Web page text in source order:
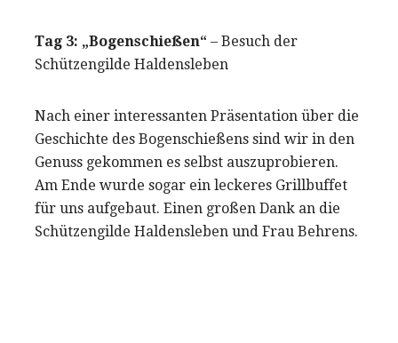
Tag 3: „Bogenschießen“ – Besuch der
Schützengilde Haldensleben
Nach einer interessanten Präsentation über die
Geschichte des Bogenschießens sind wir in den
Genuss gekommen es selbst auszuprobieren.
Am Ende wurde sogar ein leckeres Grillbuffet
für uns aufgebaut. Einen großen Dank an die
Schützengilde Haldensleben und Frau Behrens.